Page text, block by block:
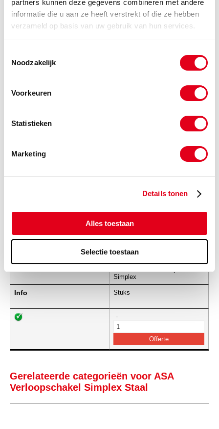
partners kunnen deze gegevens combineren met andere
informatie die u aan ze heeft verstrekt of die ze hebben
verzameld op basis van uw gebruik van hun services.
Noodzakelijk
Voorkeuren
Statistieken
Marketing
Details tonen
Alles toestaan
Selectie toestaan
avls160.1st
Staal 160 ASA verloopschakel
Simplex
Info Stuks
avls180.1st
Staal 180 ASA verloopschakel
-
Simplex
Info Stuks
-
Gerelateerde categorieën voor ASA
Verloopschakel Simplex Staal